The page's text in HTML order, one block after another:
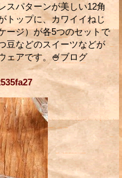
スパターンが美しい12角
トップに、カワイイねじ
ージ）が各5つのセットで
豆などのスイーツなどが
ェアです。🍧ブログ